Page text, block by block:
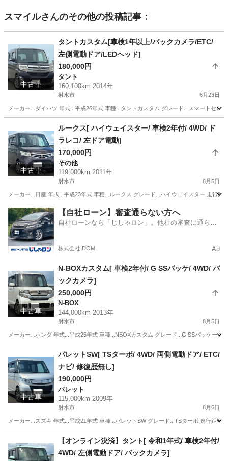
スマイルさんのその他の投稿記事：
中古車
タントカスタム[車検1年以上/バックカメラ/ETC/
左側電動ドア/LEDヘッド]
180,000円
タント
160,100km 2014年
射水市 6月23日
メーカー...ダイハツ 年式...平成26年式 車種...タントカスタム グレード...スマートセ
タント エンジン
中古車
ルークス[ ハイウェイスター/ 車検2年付/ 4WD/ ド
ラレコ/ 左ドア電動]
170,000円
その他
119,000km 2011年
射水市 8月5日
メーカー...日産 年式...平成23年式 車種...ルークス グレード...ハイウェイスター 走行
富山 射水市 その他 エンジン
【自社ローン】審査通らない方へ
自社ローンなら「じしゃロン」。他社の審査に通らな
株式会社IDOM Ad
中古車
N-BOXカスタム[ 車検2年付/ G SSパッケ/ 4WD/ バ
ックカメラ]
250,000円
N-BOX
144,000km 2013年
射水市 8月5日
メーカー...ホンダ 年式...平成25年式 車種...NBOXカスタム グレード...G SSパッケー
N-BOX エンジン
中古車
パレットSW[ TSターボ/ 4WD/ 両側電動ドア/ ETC/
ナビ/ 修復歴無し]
190,000円
パレット
115,000km 2009年
射水市 8月6日
メーカー...スズキ 年式...平成21年式 車種...パレットSW グレード...TSターボ 走行距
パレット
【オンライン決済】タント[ 令和1年式/ 車検2年付/
4WD/ 左側電動ドア/ バックカメラ]